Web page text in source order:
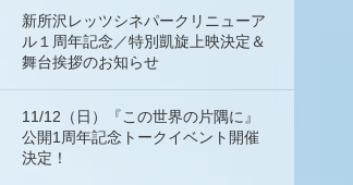
新所沢レッツシネパークリニューア
ル１周年記念／特別凱旋上映決定＆
舞台挨拶のお知らせ
11/12（日）『この世界の片隅に』
公開1周年記念トークイベント開催
決定！